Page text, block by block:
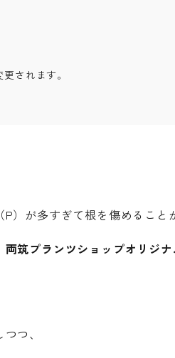
更されます。
）が多すぎて根を傷めること
両筑プランツショップオリジナ
つ、